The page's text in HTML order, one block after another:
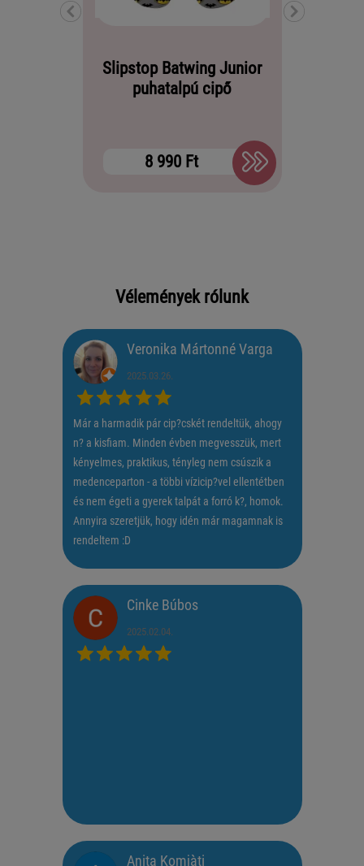
Slipstop Batwing Junior
puhatalpú cipő
8 990 Ft
Vélemények rólunk
Veronika Mártonné Varga
2025.03.26.
Már a harmadik pár cip?cskét rendeltük, ahogy
n? a kisfiam. Minden évben megvesszük, mert
kényelmes, praktikus, tényleg nem csúszik a
medenceparton - a többi vízicip?vel ellentétben
és nem égeti a gyerek talpát a forró k?, homok.
Annyira szeretjük, hogy idén már magamnak is
rendeltem :D
Cinke Búbos
2025.02.04.
Anita Komjàti